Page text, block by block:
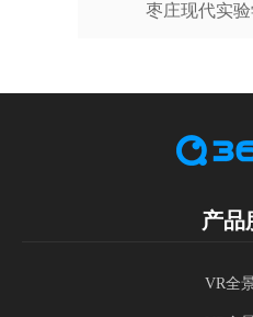
枣庄现代实
产品
VR全